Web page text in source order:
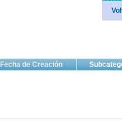
Fecha de Creación